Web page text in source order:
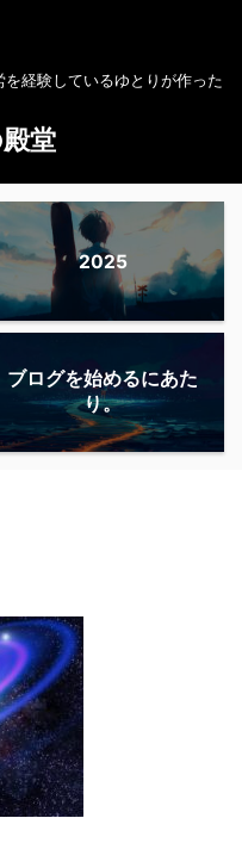
経験しているゆとりが作った
堂
2025
ブログを始めるにあた
り。